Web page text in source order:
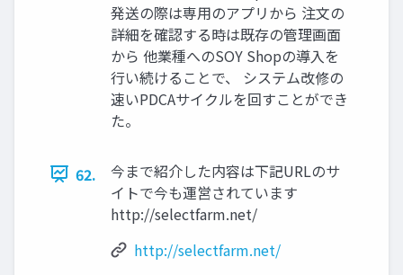
発送の際は専用のアプリから 注文の
詳細を確認する時は既存の管理画面
から 他業種へのSOY Shopの導入を
行い続けることで、 システム改修の
速いPDCAサイクルを回すことができ
た。
62.
今まで紹介した内容は下記URLのサ
イトで今も運営されています
http://selectfarm.net/
http://selectfarm.net/